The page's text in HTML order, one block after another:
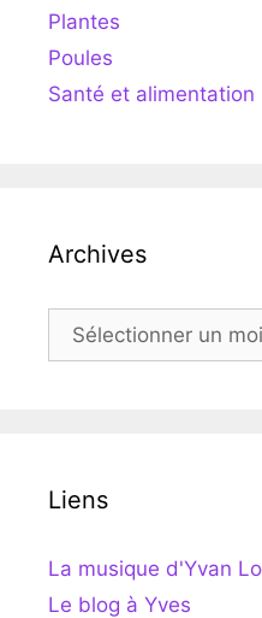
Plantes
Poules
Santé et alimentation
Archives
Archives
Liens
La musique d'Yvan
Le blog à Yves